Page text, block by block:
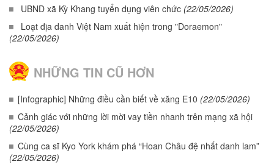
UBND xã Kỳ Khang tuyển dụng viên chức (22/05/2026)
Loạt địa danh Việt Nam xuất hiện trong "Doraemon"
(22/05/2026)
NHỮNG TIN CŨ HƠN
[Infographic] Những điều cần biết về xăng E10 (22/05/2026)
Cảnh giác với những lời mời vay tiền nhanh trên mạng xã hội
(22/05/2026)
Cùng ca sĩ Kyo York khám phá “Hoan Châu đệ nhất danh lam”
(22/05/2026)